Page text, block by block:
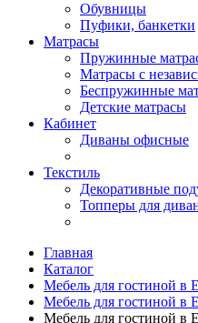
Обувницы
Пуфики, банкетки
Матрасы
Пружинные
Матрасы с
Беспружинные
Детские матрасы
Кабинет
Диваны офисные
Текстиль
Декоративные
Топперы для
Главная
Каталог
Мебель для гостиной в
Мебель для гостиной в
Мебель для гостиной в